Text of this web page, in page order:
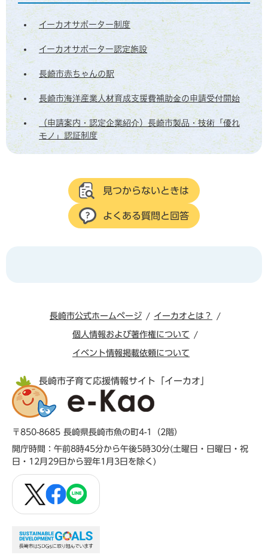
イーカオサポーター制度
イーカオサポーター認定施設
長崎市赤ちゃんの駅
長崎市海洋産業人材育成支援費補助金の申請受付開始
（申請案内・認定企業紹介）長崎市製品・技術「優れ
モノ」認証制度
見つからないときは
よくある質問と回答
長崎市公式ホームページ イーカオとは？
個人情報および著作権について
イベント情報掲載依頼について
長崎市子育て応援情報サイト「イーカオ」
〒850-8685 長崎県長崎市魚の町4-1（2階）
開庁時間：午前8時45分から午後5時30分(土曜日・日曜日・祝
日・12月29日から翌年1月3日を除く)